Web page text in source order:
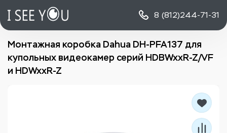
8 (812)244-71-31
Монтажная коробка Dahua DH-PFA137 для
купольных видеокамер серий HDBWxxR-Z/VF
и HDWxxR-Z